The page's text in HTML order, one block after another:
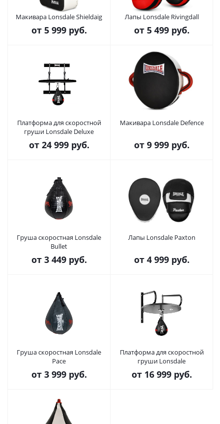
Макивара Lonsdale Shieldaig
от 5 999 руб.
Лапы Lonsdale Rivingdall
от 5 499 руб.
Платформа для скоростной
груши Lonsdale Deluxe
от 24 999 руб.
Макивара Lonsdale Defence
от 9 999 руб.
Груша скоростная Lonsdale
Bullet
от 3 449 руб.
Лапы Lonsdale Paxton
от 4 999 руб.
Груша скоростная Lonsdale
Pace
от 3 999 руб.
Платформа для скоростной
груши Lonsdale
от 16 999 руб.